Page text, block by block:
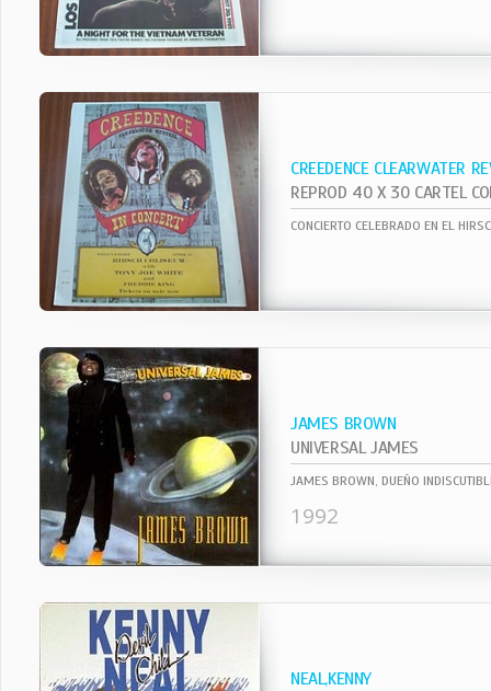
CREEDENCE CLEARWATER
CONCIERTO CELEBRADO EN EL
JAMES BROWN
UNIVERSAL JAMES
1992
NEAL,KENNY